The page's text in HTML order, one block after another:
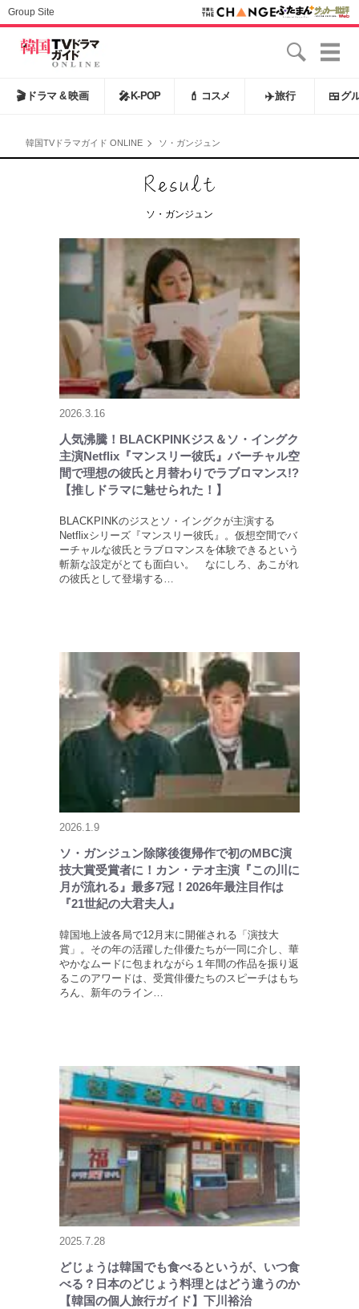
Group Site
🎬 ドラマ & 映画 🎤 K-POP 💄 コスメ ✈️旅行 🍱 グ
韓国TVドラマガイド ONLINE ソ・ガンジュン
ソ・ガンジュン
2026.3.16
人気沸騰！BLACKPINKジス＆ソ・イングク
主演Netflix『マンスリー彼氏』バーチャル空
間で理想の彼氏と月替わりでラブロマンス!?
【推しドラマに魅せられた！】
BLACKPINKのジスとソ・イングクが主演する
Netflixシリーズ『マンスリー彼氏』。仮想空間でバ
ーチャルな彼氏とラブロマンスを体験できるという
斬新な設定がとても面白い。 なにしろ、あこがれ
の彼氏として登場する…
2026.1.9
ソ・ガンジュン除隊後復帰作で初のMBC演
技大賞受賞者に！カン・テオ主演『この川に
月が流れる』最多7冠！2026年最注目作は
『21世紀の大君夫人』
韓国地上波各局で12月末に開催される「演技大
賞」。その年の活躍した俳優たちが一同に介し、華
やかなムードに包まれながら１年間の作品を振り返
るこのアワードは、受賞俳優たちのスピーチはもち
ろん、新年のライン…
2025.7.28
どじょうは韓国でも食べるというが、いつ食
べる？日本のどじょう料理とはどう違うのか
【韓国の個人旅行ガイド】下川裕治